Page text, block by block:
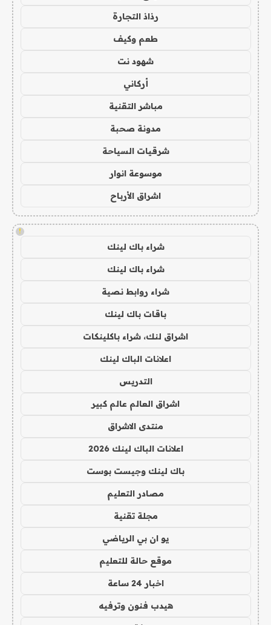
رذاذ التجارة
طعم وكيف
شهود نت
أركاني
مباشر التقنية
مدونة صحبة
شرقيات السياحة
موسوعة انوار
اشراق الأرباح
!
شراء باك لينك
شراء باك لينك
شراء روابط نصية
باقات باك لينك
اشراق لنك، شراء باكلينكات
اعلانات الباك لينك
التدريس
اشراق العالم عالم كبير
منتدى الاشراق
اعلانات الباك لينك 2026
باك لينك وجيست بوست
مصادر التعليم
مجلة تقنية
يو ان بي الرياضي
موقع حالة للتعليم
اخبار 24 ساعة
هيدب فنون وترفيه